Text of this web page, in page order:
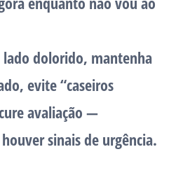
lado dolorido, mantenha
evite “caseiros
avaliação —
sinais de urgência.